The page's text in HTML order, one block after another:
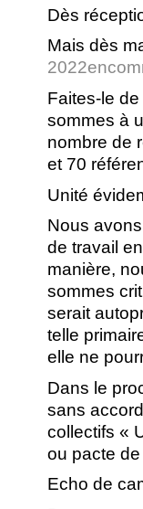
Dès
Mais dès
Faites-le
sommes à
nombre de
et 70
Unité
Nous
de travail
manière,
sommes
serait
telle
elle ne
Dans le
sans
collectifs «
ou pacte
Echo de